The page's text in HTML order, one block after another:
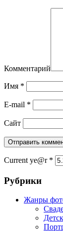
Комментарий
Имя *
E-mail *
Сайт
Current ye@r *
Рубрики
Жанры